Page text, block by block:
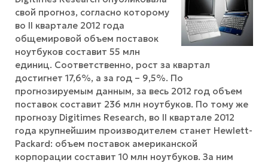
свой прогноз, согласно которому
во II квартале 2012 года
общемировой объем поставок
ноутбуков составит 55 млн
единиц. Соответственно, рост за квартал
достигнет 17,6%, а за год – 9,5%. По
прогнозируемым данным, за весь 2012 год объем
поставок составит 236 млн ноутбуков. По тому же
прогнозу Digitimes Research, во II квартале 2012
года крупнейшим производителем станет Hewlett-
Packard: объем поставок американской
корпорации составит 10 млн ноутбуков. За ним